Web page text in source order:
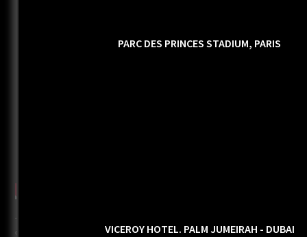
PARC DES PRINCES STADIUM, PARIS
VICEROY HOTEL. PALM JUMEIRAH - DUBAI
TECNODECK é produzido utilizando uma sofisticada tecnologia, que
combina maioritariamente partículas selecionadas de madeira, que por sua